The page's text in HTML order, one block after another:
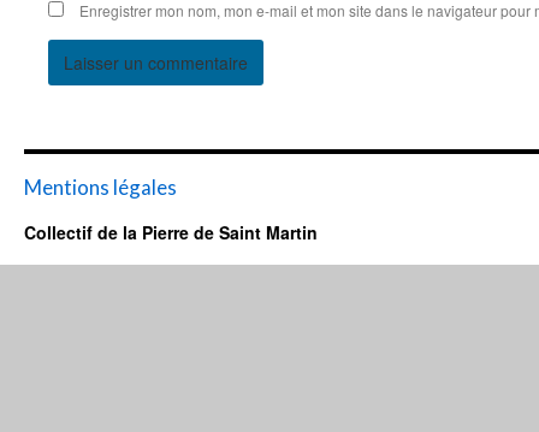
Enregistrer mon nom, mon e-mail et mon site dans le navigateur pour
Mentions légales
Collectif de la Pierre de Saint Martin